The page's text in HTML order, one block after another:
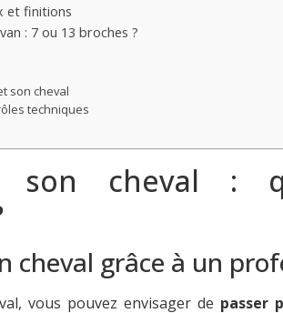
et finitions
: 7 ou 13 broches ?
son cheval
techniques
son cheval :
cheval grâce à un
vous pouvez envisager de passer